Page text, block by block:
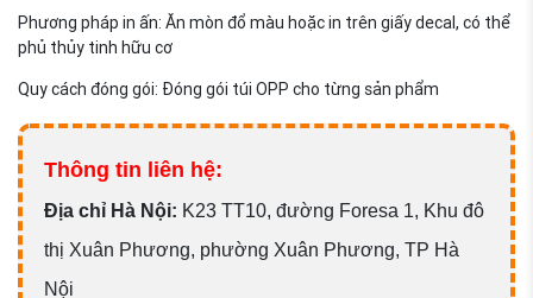
Phương pháp in ấn: Ăn mòn đổ màu hoặc in trên giấy decal, có thể
phủ thủy tinh hữu cơ
Quy cách đóng gói: Đóng gói túi OPP cho từng sản phẩm
Thông tin liên hệ:
Địa chỉ Hà Nội: K23 TT10, đường Foresa 1, Khu đô
thị Xuân Phương, phường Xuân Phương, TP Hà
Nội